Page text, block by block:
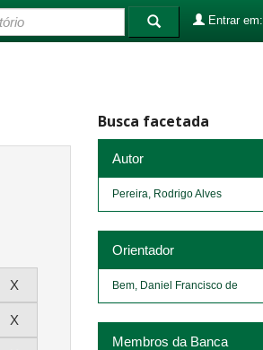
Entrar em:
Busca facetada
Autor
Pereira, Rodrigo Alves
Orientador
Bem, Daniel Francisco de
Membros da Banca